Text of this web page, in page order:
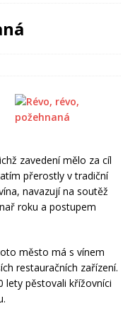
zavedení mělo za cíl
přerostly v tradiční
navazují na soutěž
roku a postupem
město má s vínem
restauračních zařízení.
lety pěstovali křížovníci